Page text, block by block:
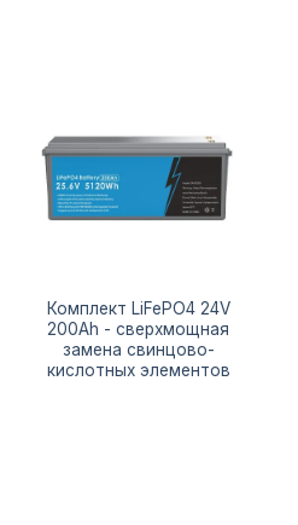
Комплект LiFePO4 24V
200Ah - сверхмощная
замена свинцово-
кислотных элементов